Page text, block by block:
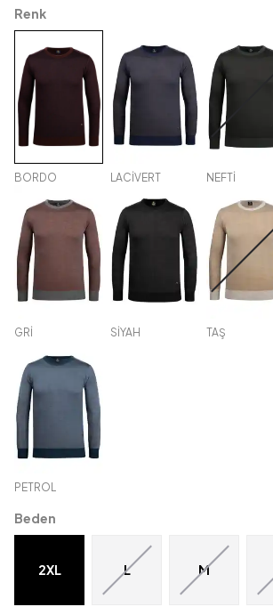
Renk
BORDO LACİVERT NEFTİ
GRİ SİYAH TAŞ
PETROL
Beden
2XL L M